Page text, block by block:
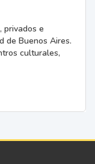
privados e
de Buenos Aires.
culturales,